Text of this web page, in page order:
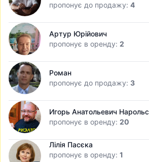
пропонує до продажу: 4
Артур Юрійович
пропонує в оренду: 2
Роман
пропонує до продажу: 3
Игорь Анатольевич
пропонує в оренду: 20
Лілія Пасєка
пропонує в оренду: 1